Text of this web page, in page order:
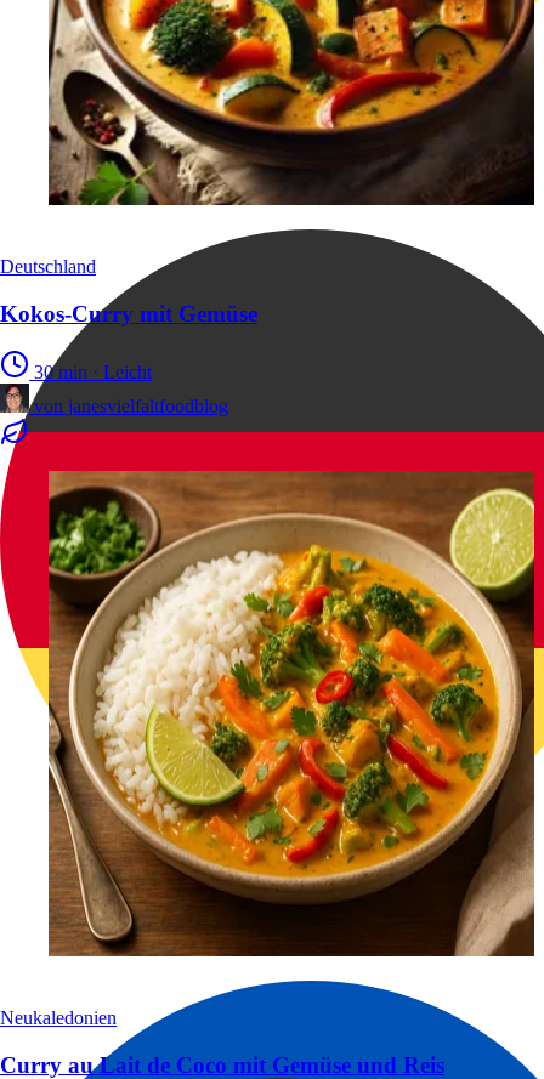
Deutschland
Kokos-Curry mit Gemüse
30 min · Leicht
von janesvielfaltfoodblog
Neukaledonien
Curry au Lait de Coco mit Gemüse und Reis